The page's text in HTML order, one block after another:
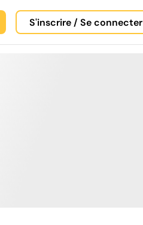
S'inscrire / Se connecter